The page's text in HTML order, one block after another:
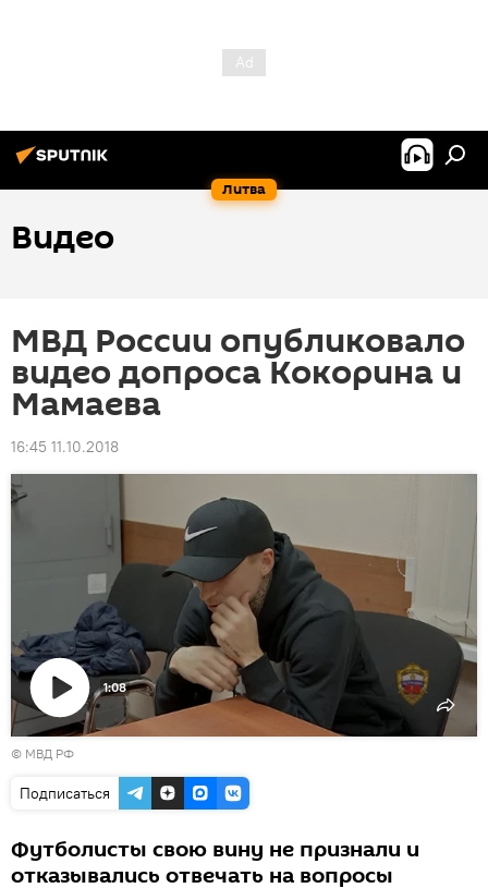
Литва
Видео
МВД России опубликовало
видео допроса Кокорина и
Мамаева
16:45 11.10.2018
Воспроизвести
видео
1:08
© МВД РФ
Подписаться
Футболисты свою вину не признали и
отказывались отвечать на вопросы